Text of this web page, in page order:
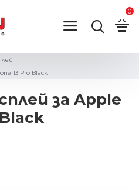
0
13 Pro Black
за Apple